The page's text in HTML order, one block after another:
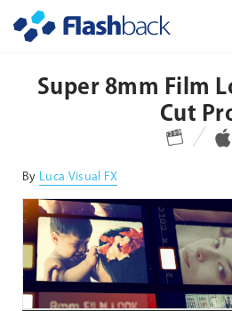
Super 8mm Film
Cut
対応プラットフォーム 対応OS
By Luca Visual FX